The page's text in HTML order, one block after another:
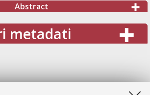
Abstract
metadati